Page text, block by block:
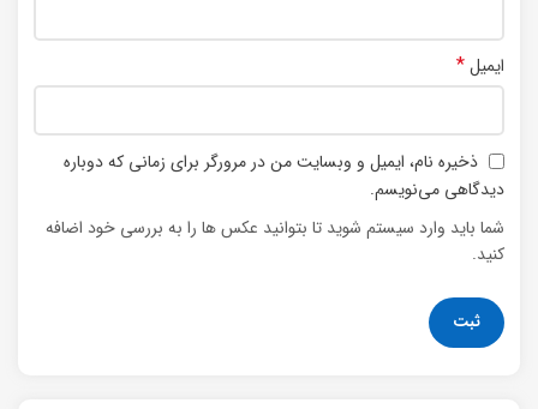
ایمیل*
ذخیره نام، ایمیل و وبسایت من در مرورگر برای زمانی که دوباره
دیدگاهی می‌نویسم.
شما باید وارد سیستم شوید تا بتوانید عکس ها را به بررسی خود اضافه
کنید.